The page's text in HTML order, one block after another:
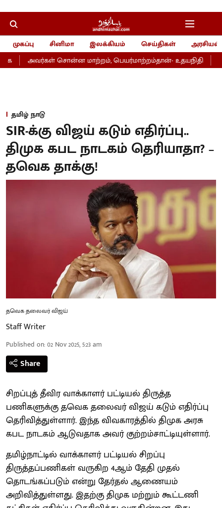
முகப்பு சினிமா இலக்கியம் செய்திகள்
அரசியல்
அவர்கள் சொன்ன மாற்றம், பெயர்மாற்றம்தான்- உதயநிதி
தமிழ் நாடு
SIR-க்கு விஜய் கடும் எதிர்ப்பு..
திமுக கபட நாடகம் தெரியாதா? –
தவெக தாக்கு!
தவெக தலைவர் விஜய்
Staff Writer
Published on:02 Nov 2025, 5:23 am
Share
சிறப்புத் தீவிர வாக்காளர் பட்டியல் திருத்த
பணிகளுக்கு தவெக தலைவர் விஜய் கடும் எதிர்ப்பு
தெரிவித்துள்ளார். இந்த விவகாரத்தில் திமுக அரசு
கபட நாடகம் ஆடுவதாக அவர் குற்றம்சாட்டியுள்ளார்.
தமிழ்நாட்டில் வாக்காளர் பட்டியல் சிறப்பு
திருத்தப்பணிகள் வருகிற 4ஆம் தேதி முதல்
தொடங்கப்படும் என்று தேர்தல் ஆணையம்
அறிவித்துள்ளது. இதற்கு திமுக மற்றும் கூட்டணி